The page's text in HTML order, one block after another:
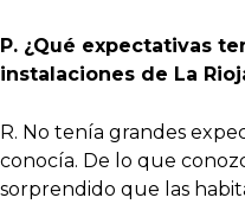
P. ¿Qué expectativas
instalaciones de La
R. No tenía grandes
conocía. De lo que
sorprendido que las